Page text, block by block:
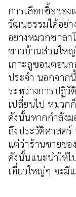
การเลือกซื้อขอ
วัฒนธรรมได้อย่
อย่างหมวกซาลา
ชาวบ้านส่วนให
เกาะลูซอนตอนก
ประจำ นอกจาก
ระหว่างการปฏิ
เปลี่ยนไป หมวก
ดังนั้นหากกำลัง
ถึงประวัติศาสต
แต่ว่าร้านขายข
ดังนั้นแนะนำให้
เที่ยวใหญ่ๆ จะมี